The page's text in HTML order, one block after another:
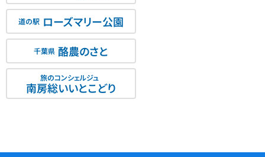
道の駅 ローズマリー公園
千葉県 酪農のさと
旅のコンシェルジュ
南房総いいとこどり